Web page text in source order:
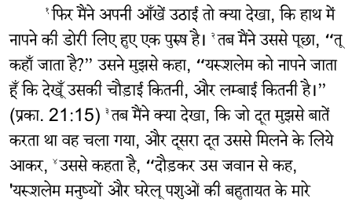
१फिर मैंने अपनी आँखें उठाई तो क्या देखा, कि हाथ में
नापने की डोरी लिए हुए एक पुरुष है। २तब मैंने उससे पूछा, “तू
कहाँ जाता है?” उसने मुझसे कहा, “यरूशलेम को नापने जाता
हूँ कि देखूँ उसकी चौड़ाई कितनी, और लम्बाई कितनी है।”
(प्रका. 21:15) ३तब मैंने क्या देखा, कि जो दूत मुझसे बातें
करता था वह चला गया, और दूसरा दूत उससे मिलने के लिये
आकर, ४उससे कहता है, “दौड़कर उस जवान से कह,
'यरूशलेम मनुष्यों और घरेलू पशुओं की बहुतायत के मारे